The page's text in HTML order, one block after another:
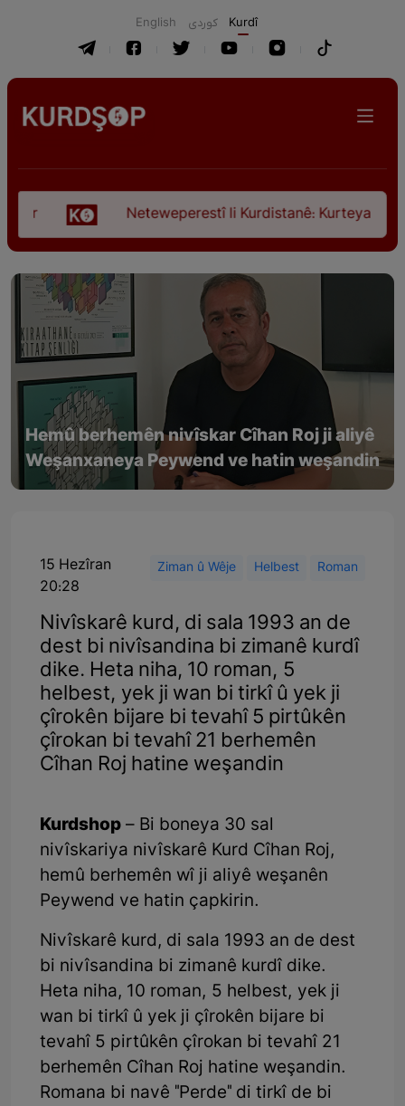
English كوردی Kurdî
Neteweperestî li Kurdistanê: Kurteya
Hemû berhemên nivîskar Cîhan Roj ji aliyê
Weşanxaneya Peywend ve hatin weşandin
15 Hezîran
20:28
Ziman û Wêje Helbest Roman
Nivîskarê kurd, di sala 1993 an de
dest bi nivîsandina bi zimanê kurdî
dike. Heta niha, 10 roman, 5
helbest, yek ji wan bi tirkî û yek ji
çîrokên bijare bi tevahî 5 pirtûkên
çîrokan bi tevahî 21 berhemên
Cîhan Roj hatine weşandin
Kurdshop – Bi boneya 30 sal
nivîskariya nivîskarê Kurd Cîhan Roj,
hemû berhemên wî ji aliyê weşanên
Peywend ve hatin çapkirin.
Nivîskarê kurd, di sala 1993 an de dest
bi nivîsandina bi zimanê kurdî dike.
Heta niha, 10 roman, 5 helbest, yek ji
wan bi tirkî û yek ji çîrokên bijare bi
tevahî 5 pirtûkên çîrokan bi tevahî 21
berhemên Cîhan Roj hatine weşandin.
Romana bi navê "Perde" di tirkî de bi